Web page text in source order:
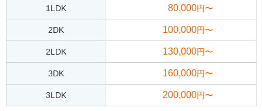
1LDK 80,000円〜
2DK 100,000円〜
2LDK 130,000円〜
3DK 160,000円〜
3LDK 200,000円〜